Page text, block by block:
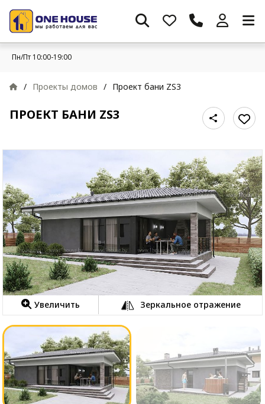
Пн/Пт 10:00-19:00
/ Проекты домов / Проект бани ZS3
ПРОЕКТ БАНИ ZS3
Увеличить Зеркальное отражение